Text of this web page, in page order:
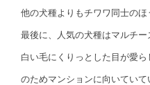
他の犬種よりもチワワ同士のほ
最後に、人気の犬種はマルチー
白い毛にくりっとした目が愛
のためマンションに向いていて